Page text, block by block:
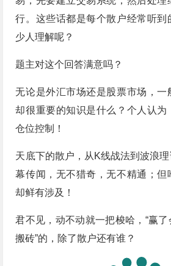
行。这些话都是每个散户经常听到
少人理解呢？
题主对这个回答满意吗？
无论是外汇市场还是股票市场，一
却很重要的知识是什么？个人认为
仓位控制！
天底下的散户，从K线战法到波浪
幕传闻，无不猎奇，无不精通；但
却鲜有涉及！
君不见，动不动就一把梭哈，“赢
搬砖”的，除了散户还有谁？